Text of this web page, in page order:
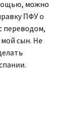
можно
ПФУ о
переводом,
мой сын. Не